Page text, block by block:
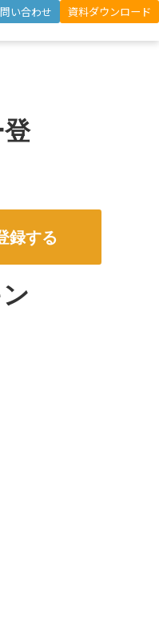
い合わせ 資料ダウンロード
録する